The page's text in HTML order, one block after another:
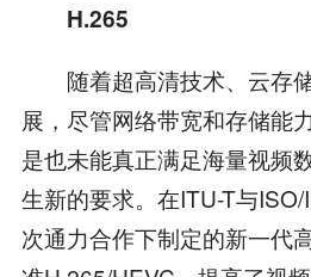
H.265
随着超高清技术、云存
展，尽管网络带宽和存储能
是也未能真正满足海量视频
生新的要求。在ITU-T与
次通力合作下制定的新一代